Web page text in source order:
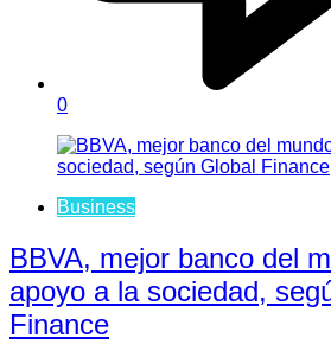
0
Business
BBVA, mejor banco del
apoyo a la sociedad,
Finance